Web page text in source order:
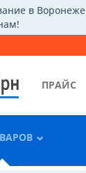
в Воронеже
ПРАЙС